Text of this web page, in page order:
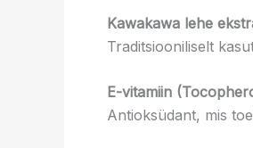
Kawakawa lehe
Traditsiooniliselt
E-vitamiin
Antioksüdant, mis